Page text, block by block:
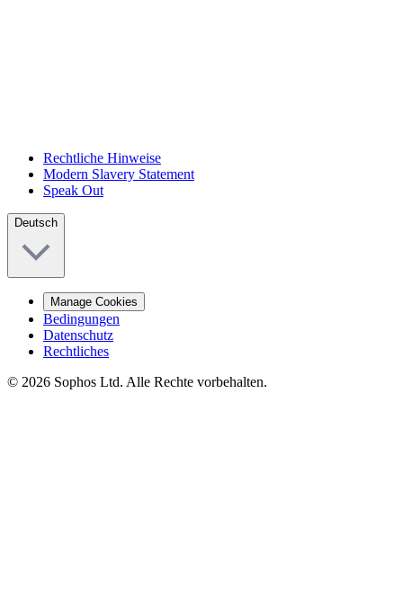
Rechtliche Hinweise
Modern Slavery Statement
Speak Out
Deutsch
Manage Cookies
Bedingungen
Datenschutz
Rechtliches
© 2026 Sophos Ltd. Alle Rechte vorbehalten.